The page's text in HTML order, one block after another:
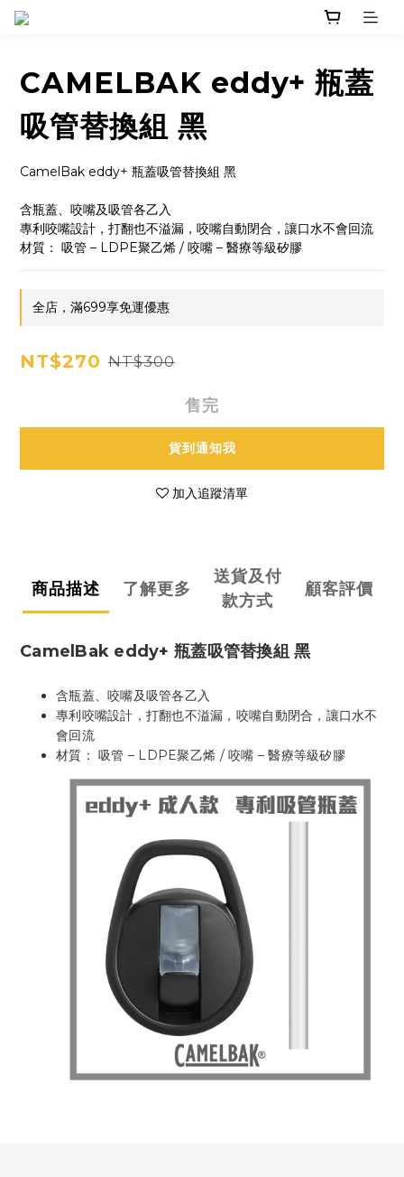
CAMELBAK eddy+ 瓶蓋
吸管替換組 黑
CamelBak eddy+ 瓶蓋吸管替換組 黑
含瓶蓋、咬嘴及吸管各乙入
專利咬嘴設計，打翻也不溢漏，咬嘴自動閉合，讓口水不會回流
材質： 吸管 – LDPE聚乙烯 / 咬嘴 – 醫療等級矽膠
全店，滿699享免運優惠
NT$270 NT$300
售完
貨到通知我
加入追蹤清單
商品描述 了解更多
送貨及付
款方式
顧客評價
CamelBak eddy+ 瓶蓋吸管替換組 黑
含瓶蓋、咬嘴及吸管各乙入
專利咬嘴設計，打翻也不溢漏，咬嘴自動閉合，讓口水不
會回流
材質： 吸管 – LDPE聚乙烯 / 咬嘴 – 醫療等級矽膠